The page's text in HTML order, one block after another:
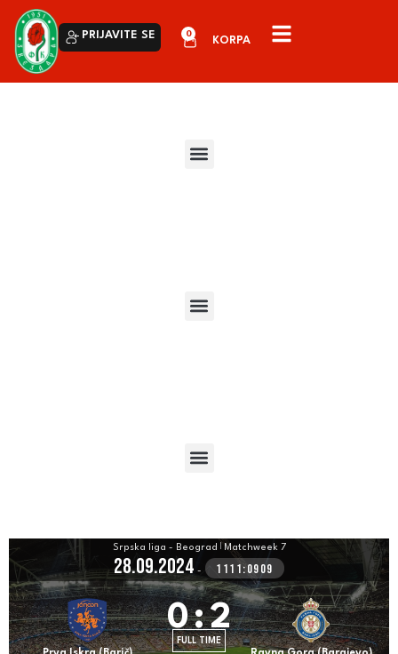
PRIJAVITE SE 0
Srpska liga - Beograd Matchweek 7
28.09.2024 - 1111:0909
0:2
FULL TIME